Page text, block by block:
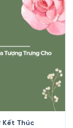
Kết Thúc